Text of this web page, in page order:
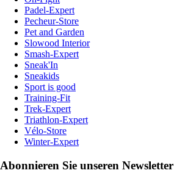
Padel-Expert
Pecheur-Store
Pet and Garden
Slowood Interior
Smash-Expert
Sneak'In
Sneakids
Sport is good
Training-Fit
Trek-Expert
Triathlon-Expert
Vélo-Store
Winter-Expert
Abonnieren Sie unseren Newsletter